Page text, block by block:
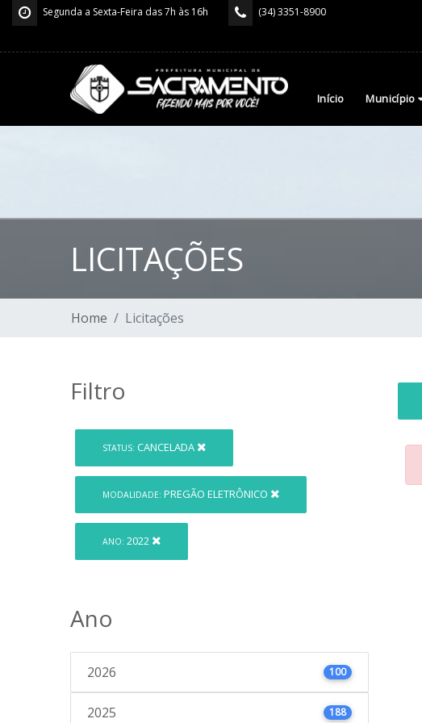
Segunda a Sexta-Feira das 7h às 16h (34) 3351-8900
Início Município
LICITAÇÕES
Home Licitações
Filtro
STATUS: CANCELADA
MODALIDADE: PREGÃO ELETRÔNICO
ANO: 2022
Ano
2026 100
2025 188